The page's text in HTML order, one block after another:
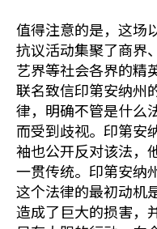
值得注意的是，这场
抗议活动集聚了商界
艺界等社会各界的精
联名致信印第安纳州
律，明确不管是什么
而受到歧视。印第安
袖也公开反对该法，
一贯传统。印第安纳
这个法律的最初动机
造成了巨大的损害，